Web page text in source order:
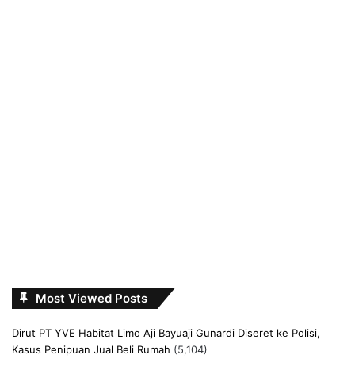
Most Viewed Posts
Dirut PT YVE Habitat Limo Aji Bayuaji Gunardi Diseret ke Polisi,
Kasus Penipuan Jual Beli Rumah (5,104)